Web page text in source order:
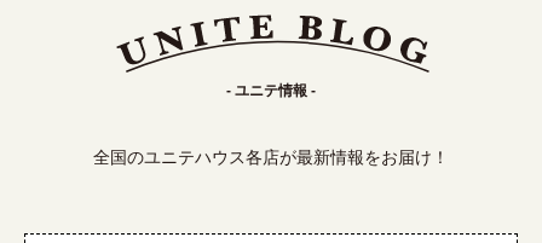
- ユニテ情報 -
全国のユニテハウス各店が最新情報をお届け！